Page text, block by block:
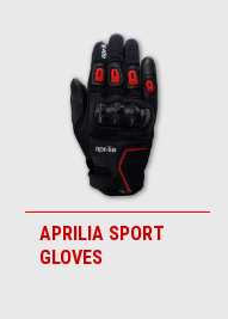
APRILIA SPORT
GLOVES